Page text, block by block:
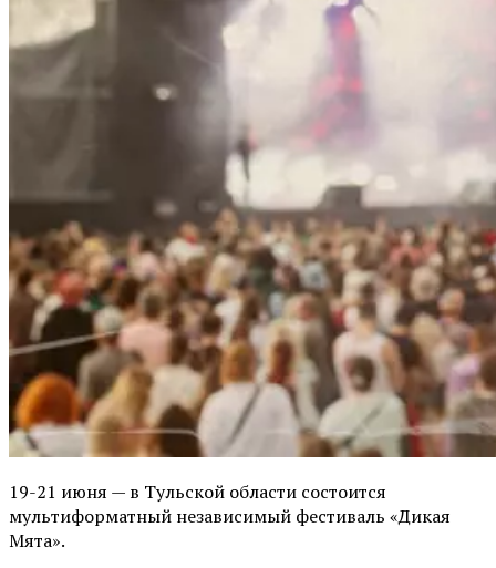
19-21 июня — в Тульской области состоится
мультиформатный независимый фестиваль «Дикая
Мята».